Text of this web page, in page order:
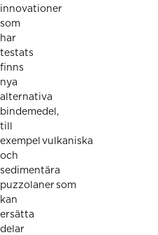
innovationer
som
har
testats
finns
nya
alternativa
bindemedel,
till
exempel vulkaniska
och
sedimentära
puzzolaner som
kan
ersätta
delar